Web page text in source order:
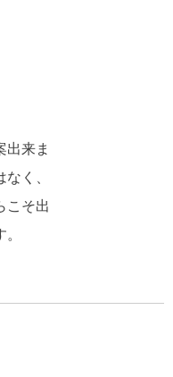
出来ま
く、
こそ出